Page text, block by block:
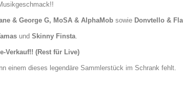
& George G, MoSA & AlphaMob sowie Donvtello &
und Skinny Finsta.
Verkauf!! (Rest für Live)
einem dieses legendäre Sammlerstück im Schrank fehlt.